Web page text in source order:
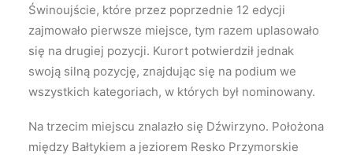
Świnoujście, które przez poprzednie 12 edycji
zajmowało pierwsze miejsce, tym razem uplasowało
się na drugiej pozycji. Kurort potwierdził jednak
swoją silną pozycję, znajdując się na podium we
wszystkich kategoriach, w których był nominowany.
Na trzecim miejscu znalazło się Dźwirzyno. Położona
między Bałtykiem a jeziorem Resko Przymorskie